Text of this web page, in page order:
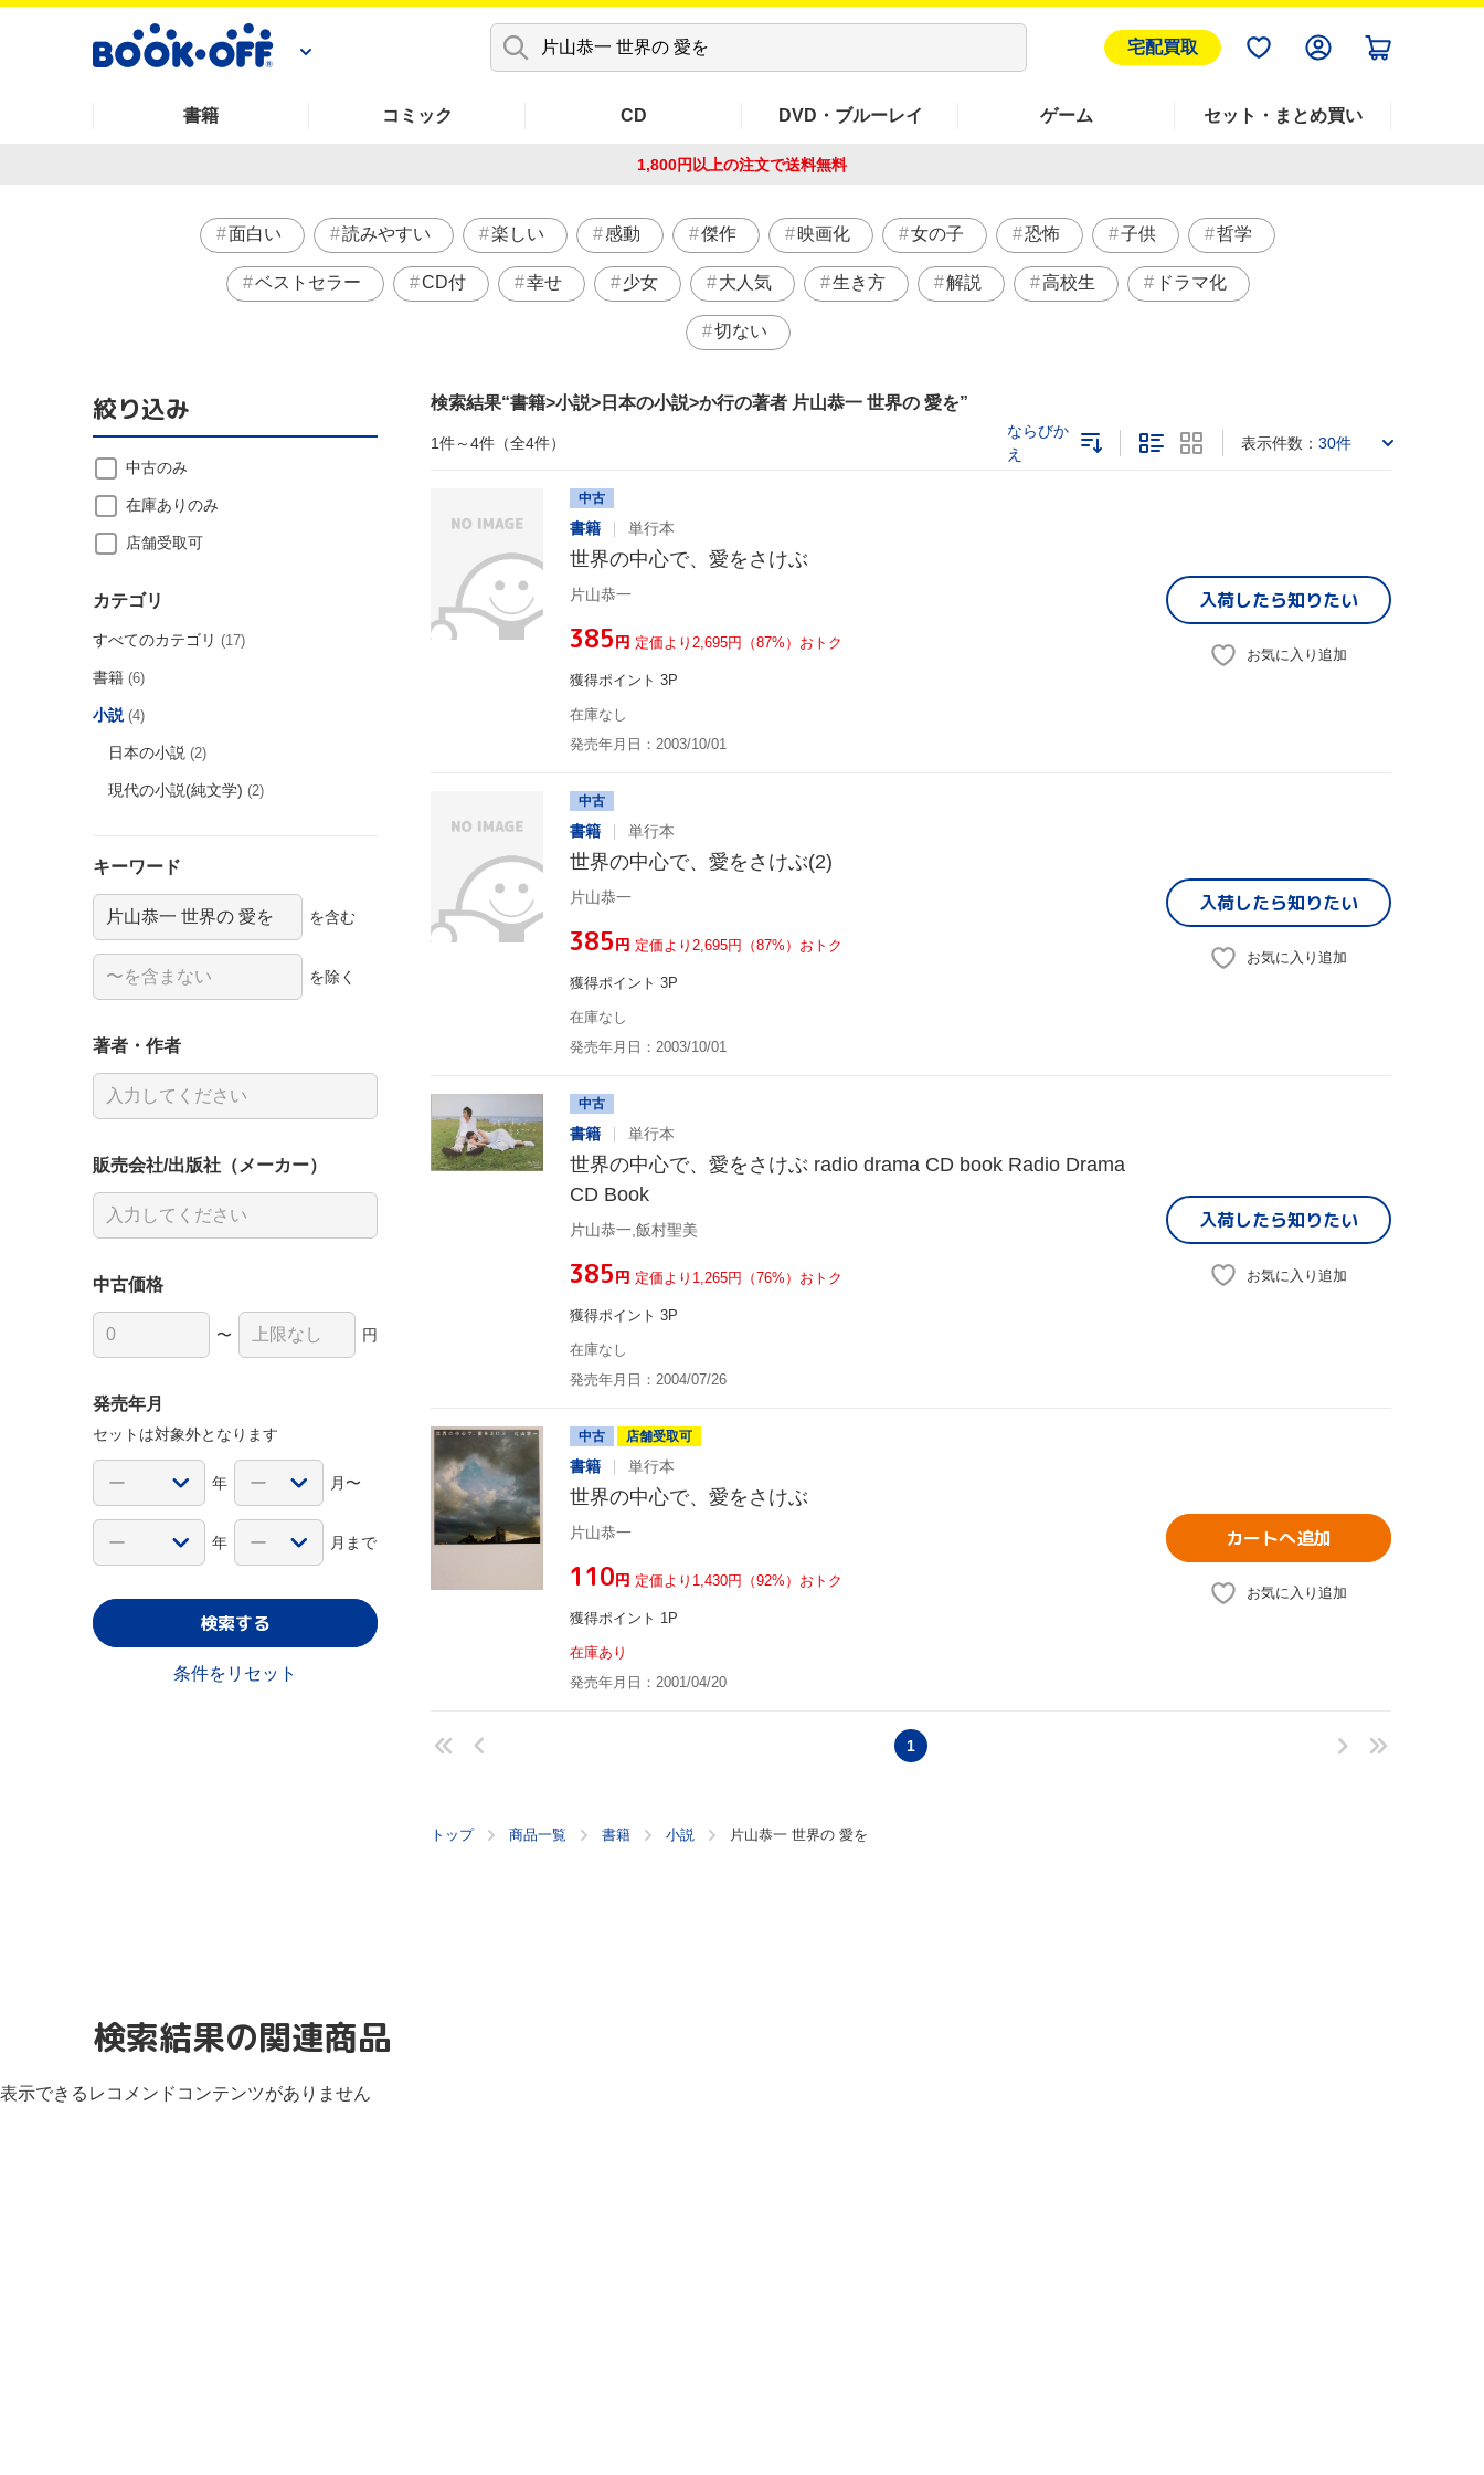
宅配買取
書籍 コミック CD DVD・ブルーレイ ゲーム セット・まとめ買い
1,800円以上の注文で送料無料
面白い 読みやすい 楽しい 感動 傑作 映画化 女の子 恐怖 子供 哲学
ベストセラー CD付 幸せ 少女 大人気 生き方 解説 高校生 ドラマ化
切ない
検索結果 書籍>小説>日本の小説>か行の著者 片山恭一 世界の 愛を
1件～4件（全4件）
ならびか
え
表示件数： 30件
中古
書籍 単行本
世界の中心で、愛をさけぶ
片山恭一
¥385円 定価より2,695円（87%）おトク
獲得ポイント 3P
在庫なし
発売年月日：2003/10/01
入荷したら知りたい
お気に入り追加
中古
書籍 単行本
世界の中心で、愛をさけぶ(2)
片山恭一
¥385円 定価より2,695円（87%）おトク
獲得ポイント 3P
在庫なし
発売年月日：2003/10/01
入荷したら知りたい
お気に入り追加
中古
書籍 単行本
世界の中心で、愛をさけぶ radio drama CD book Radio Drama
CD Book
片山恭一,飯村聖美
¥385円 定価より1,265円（76%）おトク
獲得ポイント 3P
在庫なし
発売年月日：2004/07/26
入荷したら知りたい
お気に入り追加
中古 店舗受取可
書籍 単行本
世界の中心で、愛をさけぶ
片山恭一
¥110円 定価より1,430円（92%）おトク
獲得ポイント 1P
在庫あり
発売年月日：2001/04/20
カートへ追加
お気に入り追加
1
トップ 商品一覧 書籍 小説 片山恭一 世界の 愛を
絞り込み
中古のみ
在庫ありのみ
店舗受取可
カテゴリ
すべてのカテゴリ (17)
書籍 (6)
小説 (4)
日本の小説 (2)
現代の小説(純文学) (2)
キーワード
を含む
を除く
著者・作者
販売会社/出版社（メーカー）
中古価格
〜 円
発売年月
セットは対象外となります
年 月〜
年 月まで
検索する
条件をリセット
検索結果の関連商品
表示できるレコメンドコンテンツがありません